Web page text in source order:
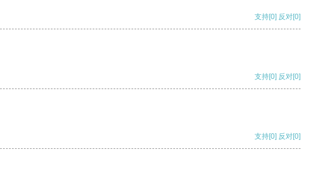
支持[0] 反对[0]
支持[0] 反对[0]
支持[0] 反对[0]